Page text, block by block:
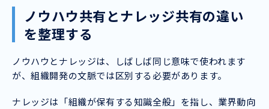
ノウハウ共有とナレッジ共有の違い
を整理する
ノウハウとナレッジは、しばしば同じ意味で使われます
が、組織開発の文脈では区別する必要があります。
ナレッジは「組織が保有する知識全般」を指し、業界動向